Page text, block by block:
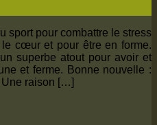
sport pour combattre le stress
cœur et pour être en forme.
superbe atout pour avoir et
et ferme. Bonne nouvelle :
Une raison […]